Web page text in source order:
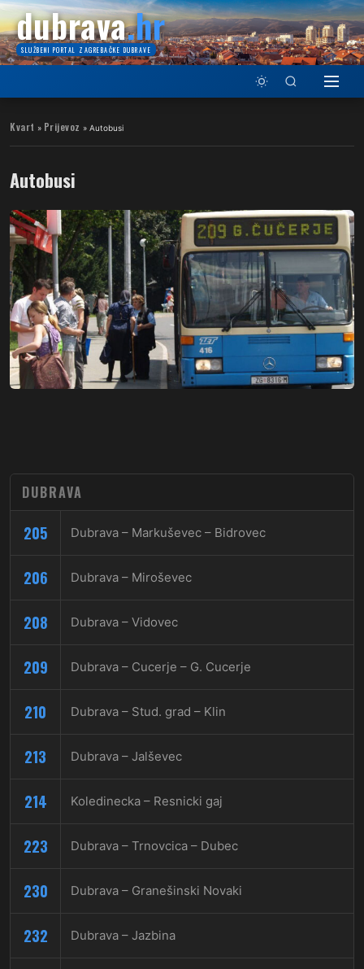
dubrava.hr
SLUŽBENI PORTAL ZAGREBAČKE DUBRAVE
Kvart » Prijevoz » Autobusi
Autobusi
DUBRAVA
205 Dubrava – Markuševec – Bidrovec
206 Dubrava – Miroševec
208 Dubrava – Vidovec
209 Dubrava – Cucerje – G. Cucerje
210 Dubrava – Stud. grad – Klin
213 Dubrava – Jalševec
214 Koledinecka – Resnicki gaj
223 Dubrava – Trnovcica – Dubec
230 Dubrava – Granešinski Novaki
232 Dubrava – Jazbina